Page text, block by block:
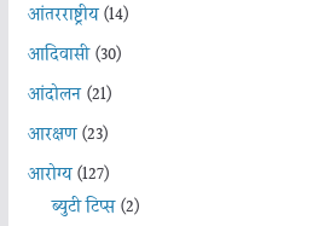
आंतरराष्ट्रीय(14)
आदिवासी(30)
आंदोलन(21)
आरक्षण(23)
आरोग्य(127)
ब्युटी टिप्स(2)